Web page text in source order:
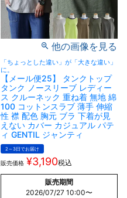
他の画像を見る
「ちょっとした違い」が「大きな違い」
に。
【メール便25】 タンクトップ
タンク ノースリーブ レディー
ス クルーネック 重ね着 無地 綿
100 コットンスラブ 薄手 伸縮
性 襟 配色 胸元 ブラ 下着が見
えない カバー カジュアル パテ
ィ GENTIL ジャンティ
2～3日でお届け
販売価格 ¥3,190税込
販売期間
2026/07/27 10:00〜